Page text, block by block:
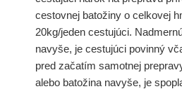
cestovnej batožiny o celkovej
20kg/jeden cestujúci.
navyše, je cestujúci povinný
pred začatím samotnej
alebo batožina navyše, je